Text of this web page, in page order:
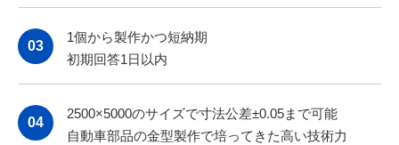
03
1個から製作かつ短納期
初期回答1日以内
2
04
500×5000のサイズで寸法公差±0.05まで可能
自動車部品の金型製作で培ってきた高い技術力